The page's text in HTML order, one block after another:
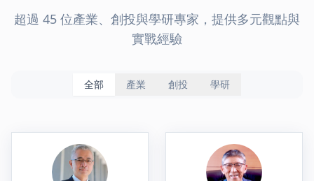
超過 45 位產業、創投與學研專家，提供多元觀點與
實戰經驗
全部 產業 創投 學研